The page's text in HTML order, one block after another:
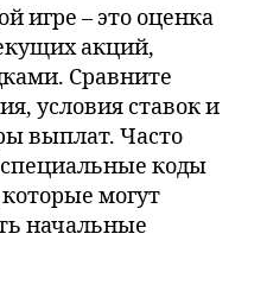
игре – это оценка
акций,
Сравните
условия ставок и
выплат. Часто
коды
могут
начальные